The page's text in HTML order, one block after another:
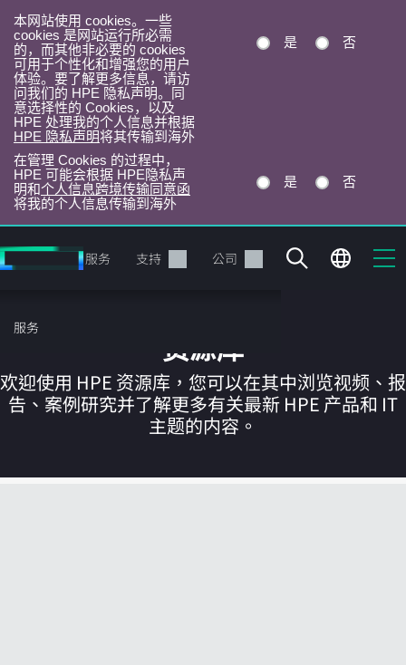
本网站使用 cookies。一些
cookies 是网站运行所必需
的，而其他非必要的 cookies
可用于个性化和增强您的用户
体验。要了解更多信息，请访
问我们的 HPE 隐私声明。同
意选择性的 Cookies，以及
HPE 处理我的个人信息并根据
HPE 隐私声明将其传输到海外
是 否
在管理 Cookies 的过程中，
HPE 可能会根据 HPE隐私声
明和个人信息跨境传输同意函
将我的个人信息传输到海外
是 否
转
到
目
录
服务 支持 公司
服务
您的购物车目前是空的
资源库
欢迎使用 HPE 资源库，您可以在其中浏览视频、报
告、案例研究并了解更多有关最新 HPE 产品和 IT
主题的内容。